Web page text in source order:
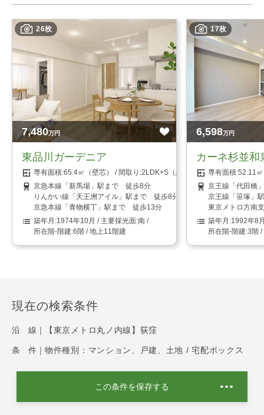
26枚
7,480万円
東品川ガーデニア
65.4㎡（壁芯）
2LDK+S（納戸）
京急本線「新馬場」駅まで 徒歩8分
りんかい線「天王洲アイル」駅まで 徒歩8分
京急本線「青物横丁」駅まで 徒歩13分
1974年10月
南
6階 / 地上11階建
17枚
6,598万円
カーネ杉並和
52.11
京王線「代田橋
京王線「笹塚」
東京メトロ方南
1992年8
3階 /
現在の検索条件
沿 線｜ 【東京メトロ丸ノ内線】荻窪
条 件｜ 物件種別：マンション、戸建、土地 / 宅配ボックス
この条件を保存する